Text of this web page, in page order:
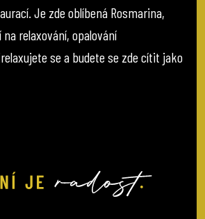
Je zde oblíbená Rosmarina,
relaxování, opalování
se a budete se zde cítit jako